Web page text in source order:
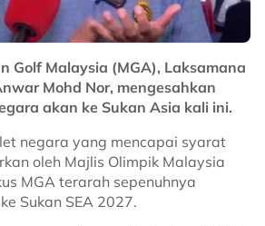
Golf Malaysia (MGA), Laksamana
Mohd Nor, mengesahkan
akan ke Sukan Asia kali ini.
negara yang mencapai syarat
oleh Majlis Olimpik Malaysia
MGA terarah sepenuhnya
Sukan SEA 2027.